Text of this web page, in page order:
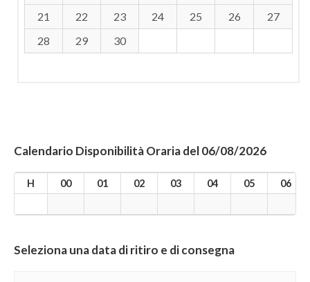
21
22 23 24 25 26
27
28
29 30
Calendario Disponibilità Oraria del 06/08/2026
H 00 01 02 03 04 05 06
Seleziona una data di ritiro e di consegna